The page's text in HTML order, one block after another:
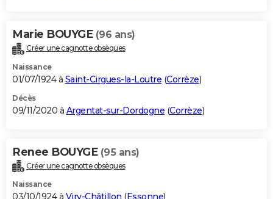
Marie BOUYGE (96 ans)
Créer une cagnotte obsèques
Naissance
01/07/1924 à Saint-Cirgues-la-Loutre (Corrèze)
Décès
09/11/2020 à Argentat-sur-Dordogne (Corrèze)
Renee BOUYGE (95 ans)
Créer une cagnotte obsèques
Naissance